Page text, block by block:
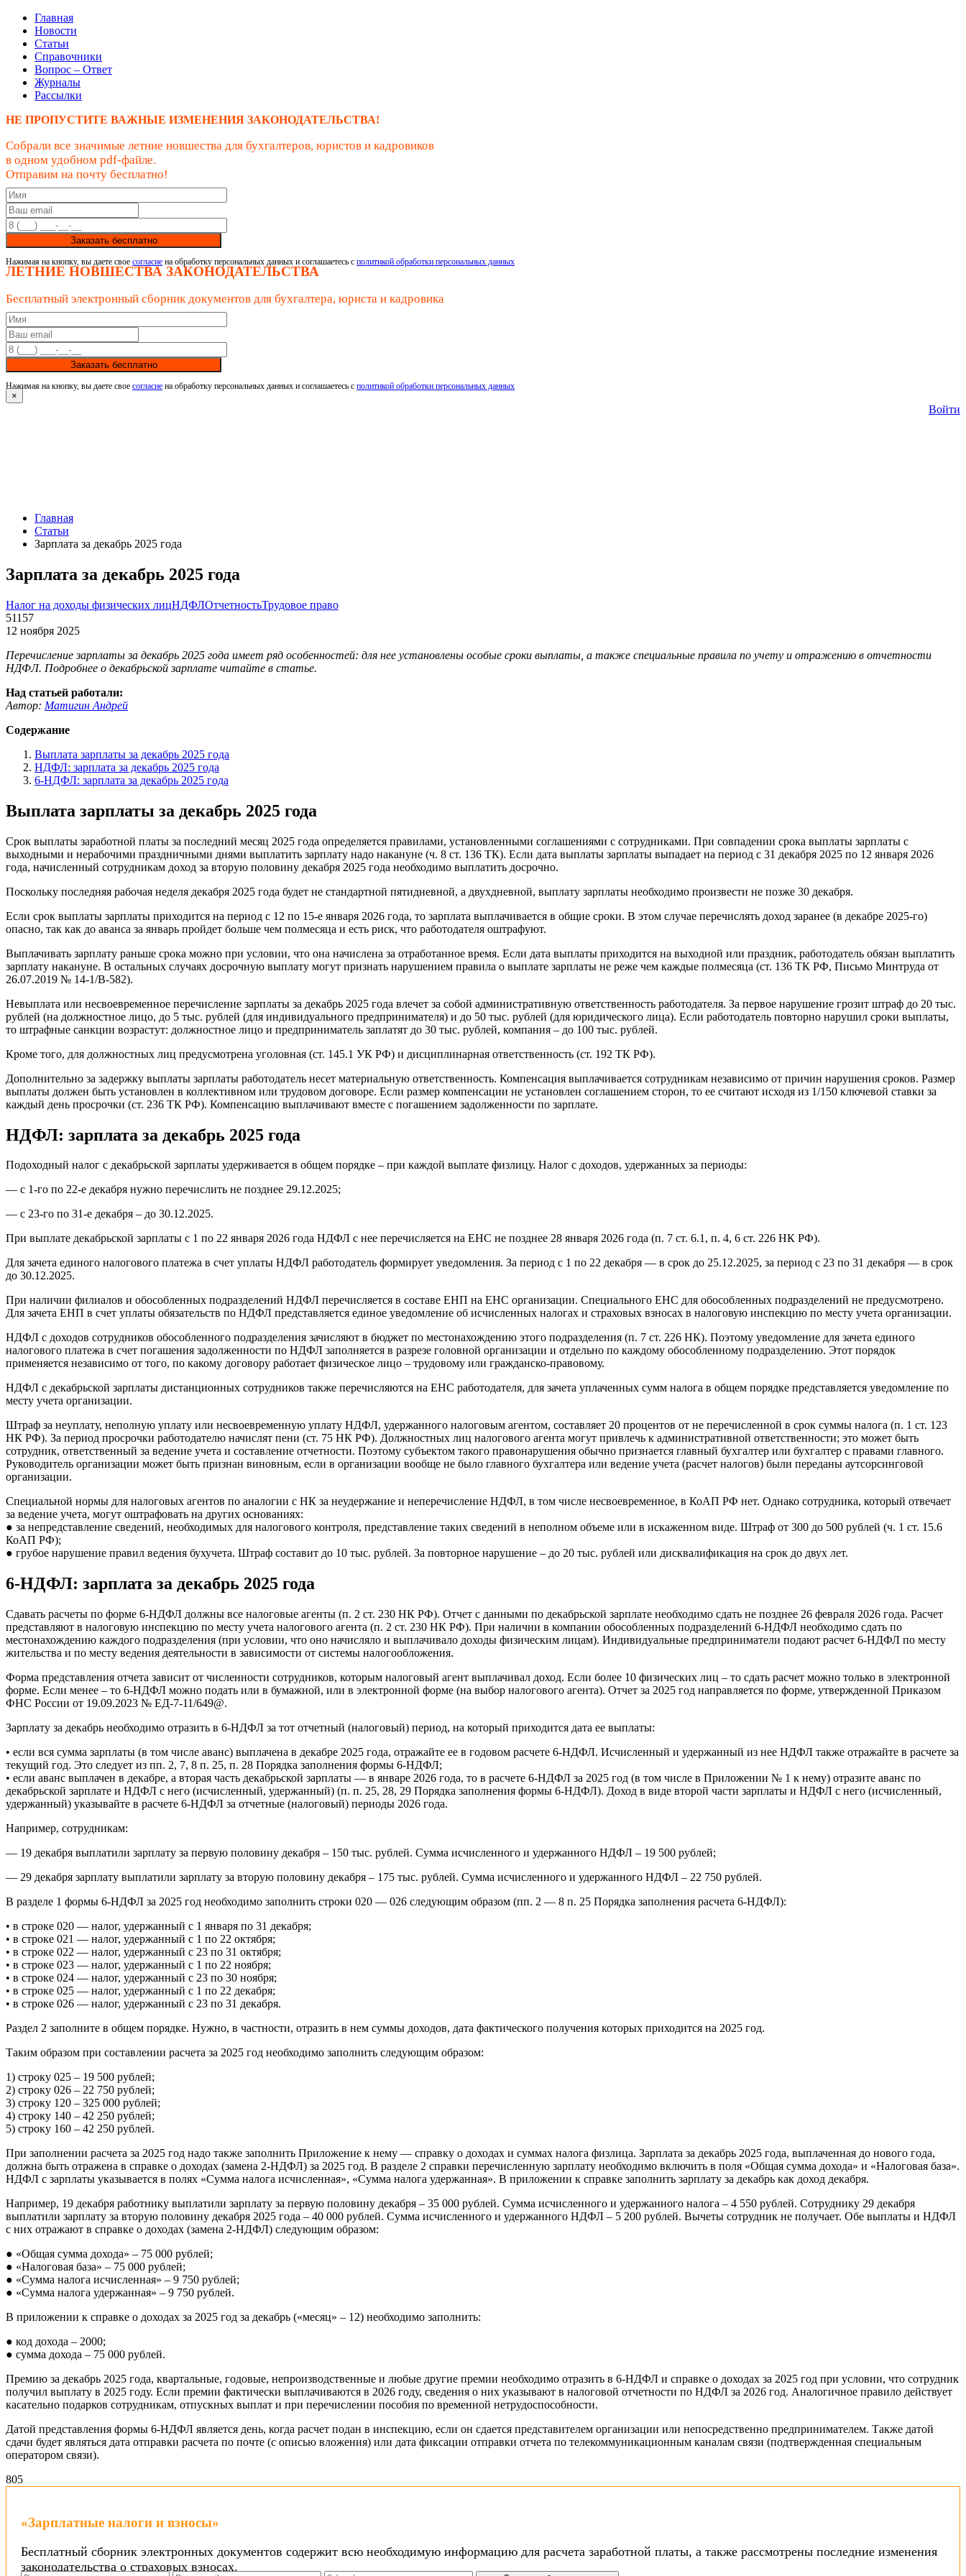
Главная
Новости
Статьи
Справочники
Вопрос – Ответ
Журналы
Рассылки
НЕ ПРОПУСТИТЕ ВАЖНЫЕ ИЗМЕНЕНИЯ ЗАКОНОДАТЕЛЬСТВА!
Собрали все значимые летние новшества для бухгалтеров, юристов и кадровиков
в одном удобном pdf-файле.
Отправим на почту бесплатно!
Заказать бесплатно
Нажимая на кнопку, вы даете свое согласие на обработку персональных данных и соглашаетесь с политикой обработки персональных данных
ЛЕТНИЕ НОВШЕСТВА ЗАКОНОДАТЕЛЬСТВА
Бесплатный электронный сборник документов для бухгалтера, юриста и кадровика
Заказать бесплатно
Нажимая на кнопку, вы даете свое согласие на обработку персональных данных и соглашаетесь с политикой обработки персональных данных
×
Войти
Главная
Статьи
Зарплата за декабрь 2025 года
Зарплата за декабрь 2025 года
Налог на доходы физических лицНДФЛОтчетностьТрудовое право
51157
12 ноября 2025
Перечисление зарплаты за декабрь 2025 года имеет ряд особенностей: для нее установлены особые сроки выплаты, а также специальные правила по учету и отражению в отчетности
НДФЛ. Подробнее о декабрьской зарплате читайте в статье.
Над статьей работали:
Автор: Матигин Андрей
Содержание
Выплата зарплаты за декабрь 2025 года
НДФЛ: зарплата за декабрь 2025 года
6-НДФЛ: зарплата за декабрь 2025 года
Выплата зарплаты за декабрь 2025 года
Срок выплаты заработной платы за последний месяц 2025 года определяется правилами, установленными соглашениями с сотрудниками. При совпадении срока выплаты зарплаты с
выходными и нерабочими праздничными днями выплатить зарплату надо накануне (ч. 8 ст. 136 ТК). Если дата выплаты зарплаты выпадает на период с 31 декабря 2025 по 12 января 2026
года, начисленный сотрудникам доход за вторую половину декабря 2025 года необходимо выплатить досрочно.
Поскольку последняя рабочая неделя декабря 2025 года будет не стандартной пятидневной, а двухдневной, выплату зарплаты необходимо произвести не позже 30 декабря.
Если срок выплаты зарплаты приходится на период с 12 по 15-е января 2026 года, то зарплата выплачивается в общие сроки. В этом случае перечислять доход заранее (в декабре 2025-го)
опасно, так как до аванса за январь пройдет больше чем полмесяца и есть риск, что работодателя оштрафуют.
Выплачивать зарплату раньше срока можно при условии, что она начислена за отработанное время. Если дата выплаты приходится на выходной или праздник, работодатель обязан выплатить
зарплату накануне. В остальных случаях досрочную выплату могут признать нарушением правила о выплате зарплаты не реже чем каждые полмесяца (ст. 136 ТК РФ, Письмо Минтруда от
26.07.2019 № 14-1/В-582).
Невыплата или несвоевременное перечисление зарплаты за декабрь 2025 года влечет за собой административную ответственность работодателя. За первое нарушение грозит штраф до 20 тыс.
рублей (на должностное лицо, до 5 тыс. рублей (для индивидуального предпринимателя) и до 50 тыс. рублей (для юридического лица). Если работодатель повторно нарушил сроки выплаты,
то штрафные санкции возрастут: должностное лицо и предприниматель заплатят до 30 тыс. рублей, компания – до 100 тыс. рублей.
Кроме того, для должностных лиц предусмотрена уголовная (ст. 145.1 УК РФ) и дисциплинарная ответственность (ст. 192 ТК РФ).
Дополнительно за задержку выплаты зарплаты работодатель несет материальную ответственность. Компенсация выплачивается сотрудникам независимо от причин нарушения сроков. Размер
выплаты должен быть установлен в коллективном или трудовом договоре. Если размер компенсации не установлен соглашением сторон, то ее считают исходя из 1/150 ключевой ставки за
каждый день просрочки (ст. 236 ТК РФ). Компенсацию выплачивают вместе с погашением задолженности по зарплате.
НДФЛ: зарплата за декабрь 2025 года
Подоходный налог с декабрьской зарплаты удерживается в общем порядке – при каждой выплате физлицу. Налог с доходов, удержанных за периоды:
— с 1-го по 22-е декабря нужно перечислить не позднее 29.12.2025;
— с 23-го по 31-е декабря – до 30.12.2025.
При выплате декабрьской зарплаты с 1 по 22 января 2026 года НДФЛ с нее перечисляется на ЕНС не позднее 28 января 2026 года (п. 7 ст. 6.1, п. 4, 6 ст. 226 НК РФ).
Для зачета единого налогового платежа в счет уплаты НДФЛ работодатель формирует уведомления. За период с 1 по 22 декабря — в срок до 25.12.2025, за период с 23 по 31 декабря — в срок
до 30.12.2025.
При наличии филиалов и обособленных подразделений НДФЛ перечисляется в составе ЕНП на ЕНС организации. Специального ЕНС для обособленных подразделений не предусмотрено.
Для зачета ЕНП в счет уплаты обязательств по НДФЛ представляется единое уведомление об исчисленных налогах и страховых взносах в налоговую инспекцию по месту учета организации.
НДФЛ с доходов сотрудников обособленного подразделения зачисляют в бюджет по местонахождению этого подразделения (п. 7 ст. 226 НК). Поэтому уведомление для зачета единого
налогового платежа в счет погашения задолженности по НДФЛ заполняется в разрезе головной организации и отдельно по каждому обособленному подразделению. Этот порядок
применяется независимо от того, по какому договору работает физическое лицо – трудовому или гражданско-правовому.
НДФЛ с декабрьской зарплаты дистанционных сотрудников также перечисляются на ЕНС работодателя, для зачета уплаченных сумм налога в общем порядке представляется уведомление по
месту учета организации.
Штраф за неуплату, неполную уплату или несвоевременную уплату НДФЛ, удержанного налоговым агентом, составляет 20 процентов от не перечисленной в срок суммы налога (п. 1 ст. 123
НК РФ). За период просрочки работодателю начислят пени (ст. 75 НК РФ). Должностных лиц налогового агента могут привлечь к административной ответственности; это может быть
сотрудник, ответственный за ведение учета и составление отчетности. Поэтому субъектом такого правонарушения обычно признается главный бухгалтер или бухгалтер с правами главного.
Руководитель организации может быть признан виновным, если в организации вообще не было главного бухгалтера или ведение учета (расчет налогов) были переданы аутсорсинговой
организации.
Специальной нормы для налоговых агентов по аналогии с НК за неудержание и неперечисление НДФЛ, в том числе несвоевременное, в КоАП РФ нет. Однако сотрудника, который отвечает
за ведение учета, могут оштрафовать на других основаниях:
● за непредставление сведений, необходимых для налогового контроля, представление таких сведений в неполном объеме или в искаженном виде. Штраф от 300 до 500 рублей (ч. 1 ст. 15.6
КоАП РФ);
● грубое нарушение правил ведения бухучета. Штраф составит до 10 тыс. рублей. За повторное нарушение – до 20 тыс. рублей или дисквалификация на срок до двух лет.
6-НДФЛ: зарплата за декабрь 2025 года
Сдавать расчеты по форме 6-НДФЛ должны все налоговые агенты (п. 2 ст. 230 НК РФ). Отчет с данными по декабрьской зарплате необходимо сдать не позднее 26 февраля 2026 года. Расчет
представляют в налоговую инспекцию по месту учета налогового агента (п. 2 ст. 230 НК РФ). При наличии в компании обособленных подразделений 6-НДФЛ необходимо сдать по
местонахождению каждого подразделения (при условии, что оно начисляло и выплачивало доходы физическим лицам). Индивидуальные предприниматели подают расчет 6-НДФЛ по месту
жительства и по месту ведения деятельности в зависимости от системы налогообложения.
Форма представления отчета зависит от численности сотрудников, которым налоговый агент выплачивал доход. Если более 10 физических лиц – то сдать расчет можно только в электронной
форме. Если менее – то 6-НДФЛ можно подать или в бумажной, или в электронной форме (на выбор налогового агента). Отчет за 2025 год направляется по форме, утвержденной Приказом
ФНС России от 19.09.2023 № ЕД-7-11/649@.
Зарплату за декабрь необходимо отразить в 6-НДФЛ за тот отчетный (налоговый) период, на который приходится дата ее выплаты:
• если вся сумма зарплаты (в том числе аванс) выплачена в декабре 2025 года, отражайте ее в годовом расчете 6-НДФЛ. Исчисленный и удержанный из нее НДФЛ также отражайте в расчете за
текущий год. Это следует из пп. 2, 7, 8 п. 25, п. 28 Порядка заполнения формы 6-НДФЛ;
• если аванс выплачен в декабре, а вторая часть декабрьской зарплаты — в январе 2026 года, то в расчете 6-НДФЛ за 2025 год (в том числе в Приложении № 1 к нему) отразите аванс по
декабрьской зарплате и НДФЛ с него (исчисленный, удержанный) (п. п. 25, 28, 29 Порядка заполнения формы 6-НДФЛ). Доход в виде второй части зарплаты и НДФЛ с него (исчисленный,
удержанный) указывайте в расчете 6-НДФЛ за отчетные (налоговый) периоды 2026 года.
Например, сотрудникам:
— 19 декабря выплатили зарплату за первую половину декабря – 150 тыс. рублей. Сумма исчисленного и удержанного НДФЛ – 19 500 рублей;
— 29 декабря зарплату выплатили зарплату за вторую половину декабря – 175 тыс. рублей. Сумма исчисленного и удержанного НДФЛ – 22 750 рублей.
В разделе 1 формы 6-НДФЛ за 2025 год необходимо заполнить строки 020 — 026 следующим образом (пп. 2 — 8 п. 25 Порядка заполнения расчета 6-НДФЛ):
• в строке 020 — налог, удержанный с 1 января по 31 декабря;
• в строке 021 — налог, удержанный с 1 по 22 октября;
• в строке 022 — налог, удержанный с 23 по 31 октября;
• в строке 023 — налог, удержанный с 1 по 22 ноября;
• в строке 024 — налог, удержанный с 23 по 30 ноября;
• в строке 025 — налог, удержанный с 1 по 22 декабря;
• в строке 026 — налог, удержанный с 23 по 31 декабря.
Раздел 2 заполните в общем порядке. Нужно, в частности, отразить в нем суммы доходов, дата фактического получения которых приходится на 2025 год.
Таким образом при составлении расчета за 2025 год необходимо заполнить следующим образом:
1) строку 025 – 19 500 рублей;
2) строку 026 – 22 750 рублей;
3) строку 120 – 325 000 рублей;
4) строку 140 – 42 250 рублей;
5) строку 160 – 42 250 рублей.
При заполнении расчета за 2025 год надо также заполнить Приложение к нему — справку о доходах и суммах налога физлица. Зарплата за декабрь 2025 года, выплаченная до нового года,
должна быть отражена в справке о доходах (замена 2-НДФЛ) за 2025 год. В разделе 2 справки перечисленную зарплату необходимо включить в поля «Общая сумма дохода» и «Налоговая база».
НДФЛ с зарплаты указывается в полях «Сумма налога исчисленная», «Сумма налога удержанная». В приложении к справке заполнить зарплату за декабрь как доход декабря.
Например, 19 декабря работнику выплатили зарплату за первую половину декабря – 35 000 рублей. Сумма исчисленного и удержанного налога – 4 550 рублей. Сотруднику 29 декабря
выплатили зарплату за вторую половину декабря 2025 года – 40 000 рублей. Сумма исчисленного и удержанного НДФЛ – 5 200 рублей. Вычеты сотрудник не получает. Обе выплаты и НДФЛ
с них отражают в справке о доходах (замена 2-НДФЛ) следующим образом:
● «Общая сумма дохода» – 75 000 рублей;
● «Налоговая база» – 75 000 рублей;
● «Сумма налога исчисленная» – 9 750 рублей;
● «Сумма налога удержанная» – 9 750 рублей.
В приложении к справке о доходах за 2025 год за декабрь («месяц» – 12) необходимо заполнить:
● код дохода – 2000;
● сумма дохода – 75 000 рублей.
Премию за декабрь 2025 года, квартальные, годовые, непроизводственные и любые другие премии необходимо отразить в 6-НДФЛ и справке о доходах за 2025 год при условии, что сотрудник
получил выплату в 2025 году. Если премии фактически выплачиваются в 2026 году, сведения о них указывают в налоговой отчетности по НДФЛ за 2026 год. Аналогичное правило действует
касательно подарков сотрудникам, отпускных выплат и при перечислении пособия по временной нетрудоспособности.
Датой представления формы 6-НДФЛ является день, когда расчет подан в инспекцию, если он сдается представителем организации или непосредственно предпринимателем. Также датой
сдачи будет являться дата отправки расчета по почте (с описью вложения) или дата фиксации отправки отчета по телекоммуникационным каналам связи (подтвержденная специальным
оператором связи).
805
«Зарплатные налоги и взносы»
Бесплатный сборник электронных документов содержит всю необходимую информацию для расчета заработной платы, а также рассмотрены последние изменения
законодательства о страховых взносах.